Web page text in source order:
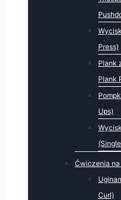
Press)
Plank
Plank
Ups)
Ćwiczenia
Curl)